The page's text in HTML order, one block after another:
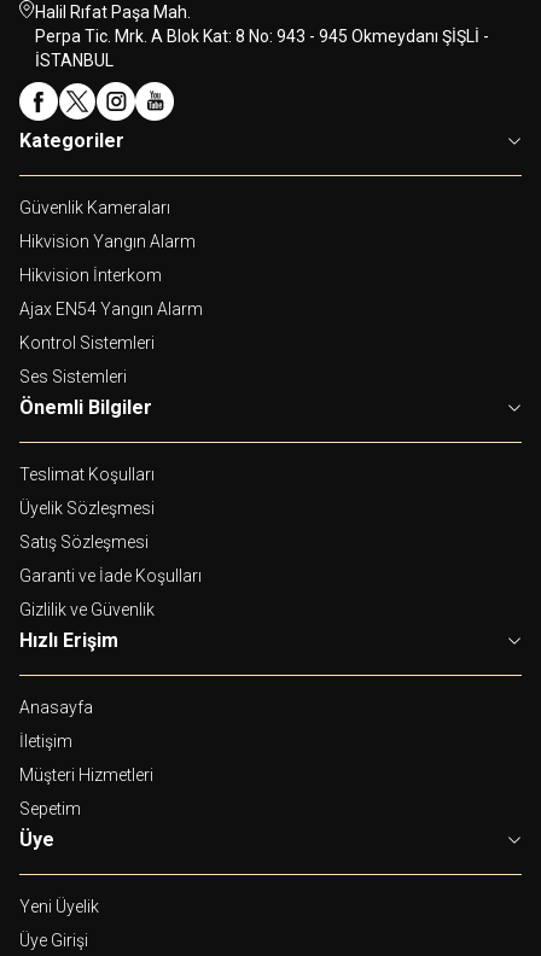
Halil Rıfat Paşa Mah.
Perpa Tic. Mrk. A Blok Kat: 8 No: 943 - 945 Okmeydanı ŞİŞLİ -
İSTANBUL
Kategoriler
Güvenlik Kameraları
Hikvision Yangın Alarm
Hikvision İnterkom
Ajax EN54 Yangın Alarm
Kontrol Sistemleri
Ses Sistemleri
Önemli Bilgiler
Teslimat Koşulları
Üyelik Sözleşmesi
Satış Sözleşmesi
Garanti ve İade Koşulları
Gizlilik ve Güvenlik
Hızlı Erişim
Anasayfa
İletişim
Müşteri Hizmetleri
Sepetim
Üye
Yeni Üyelik
Üye Girişi